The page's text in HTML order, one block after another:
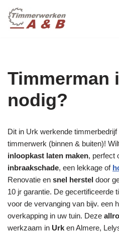
Ga
Timmerman
nodig?
Dit in Urk werkende
timmerwerk (binnen & buiten)!
inloopkast laten maken, perfect
inbraakschade, een lekkage of
Renovatie en snel herstel door
10 jr garantie. De gecertificeerde
voor de vervanging van bijv. een
overkapping in uw tuin. Deze
werkzaam in Urk en Almere,